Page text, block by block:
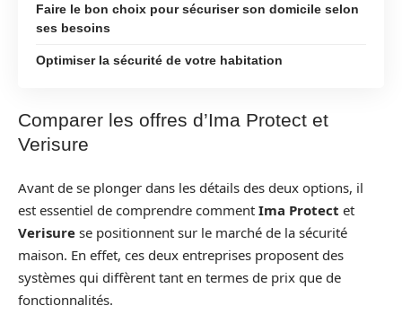
Faire le bon choix pour sécuriser son domicile selon
ses besoins
Optimiser la sécurité de votre habitation
Comparer les offres d’Ima Protect et
Verisure
Avant de se plonger dans les détails des deux options, il
est essentiel de comprendre comment Ima Protect et
Verisure se positionnent sur le marché de la sécurité
maison. En effet, ces deux entreprises proposent des
systèmes qui diffèrent tant en termes de prix que de
fonctionnalités.